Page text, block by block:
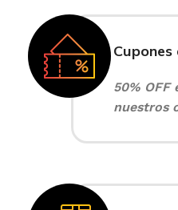
50% OFF
nuestros